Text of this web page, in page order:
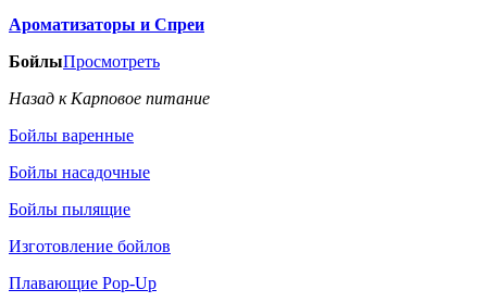
Ароматизаторы и Спреи
БойлыПросмотреть
Назад к Карповое питание
Бойлы варенные
Бойлы насадочные
Бойлы пылящие
Изготовление бойлов
Плавающие Pop-Up